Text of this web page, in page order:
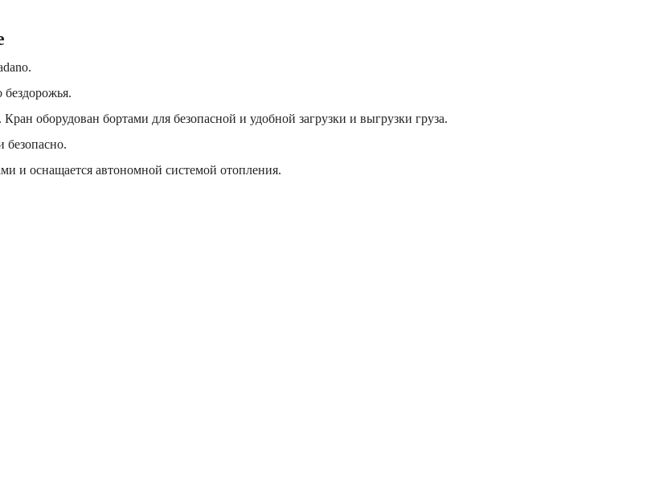
бездорожья.
оборудован бортами для безопасной и удобной загрузки и выгрузки груза.
безопасно.
и оснащается автономной системой отопления.